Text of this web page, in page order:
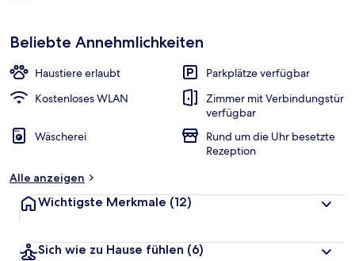
Beliebte Annehmlichkeiten
Haustiere erlaubt
Parkplätze verfügbar
Kostenloses WLAN
Zimmer mit Verbindungstür
verfügbar
Wäscherei
Rund um die Uhr besetzte
Rezeption
Alle anzeigen
Wichtigste Merkmale (12)
Sich wie zu Hause fühlen (6)